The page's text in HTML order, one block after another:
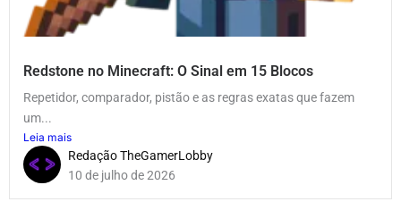
Redstone no Minecraft: O Sinal em 15 Blocos
Repetidor, comparador, pistão e as regras exatas que fazem
um...
Leia mais
Redação TheGamerLobby
10 de julho de 2026